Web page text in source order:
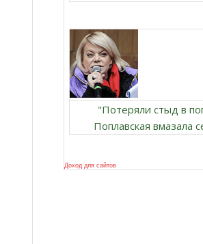
"Потеряли стыд в
Поплавская вмазала
Доход для сайтов